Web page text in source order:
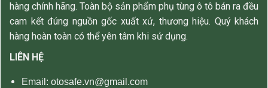
hàng chính hãng. Toàn bộ sản phẩm phụ tùng ô tô bán ra đều
cam kết đúng nguồn gốc xuất xứ, thương hiệu. Quý khách
hàng hoàn toàn có thể yên tâm khi sử dụng.
LIÊN HỆ
Email: otosafe.vn@gmail.com